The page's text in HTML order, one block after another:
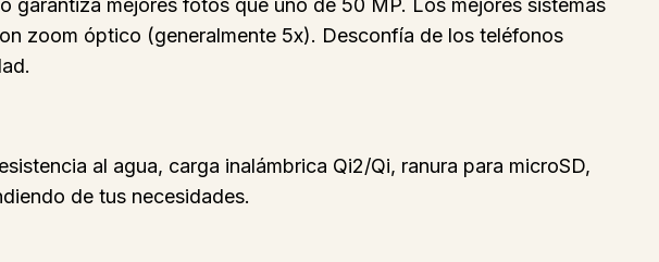
garantiza mejores fotos que uno de 50 MP. Los mejores sistemas
zoom óptico (generalmente 5x). Desconfía de los teléfonos
al agua, carga inalámbrica Qi2/Qi, ranura para microSD,
de tus necesidades.